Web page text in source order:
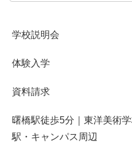
学校説明会
体験入学
資料請求
曙橋駅徒歩5分｜東洋美術
駅・キャンパス周辺